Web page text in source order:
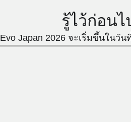
รู้ไว้ก่อนไ
Evo Japan 2026 จะเริ่มขึ้นในวั